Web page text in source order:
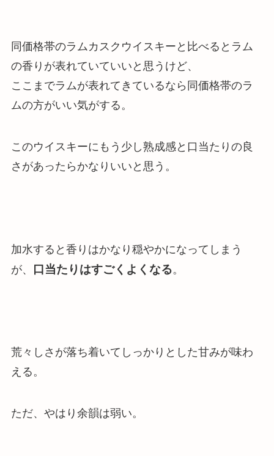
同価格帯のラムカスクウイスキーと比べるとラム
の香りが表れていていいと思う けど、
ここまでラムが表れてきているなら同価格帯のラ
ムの方がいい気がする。
このウイスキーにもう少し熟成感と口当たりの良
さがあったらかなりいいと思う。
加水すると香りはかなり穏やかになってしまう
が、
口当たりはすごくよくなる。
荒々しさが落ち着いてしっかりとした甘みが味わ
える。
ただ、やはり余韻は弱い。